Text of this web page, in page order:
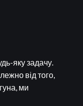
яку задачу.
від того,
ми